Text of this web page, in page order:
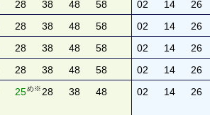
28 38 48 58 02 14 26
28 38 48 58 02 14 26
28 38 48 58 02 14 26
28 38 48 58 02 14 26
25め※ 28 38
48
02 14 26